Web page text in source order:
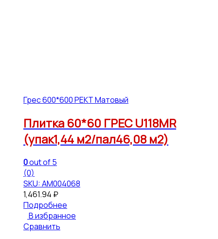
Грес 600*600 РЕКТ Матовый
Плитка 60*60 ГРЕС U118MR
(упак1,44 м2/пал46,08 м2)
0out of 5
(0)
SKU: АМ004068
1,461.94 ₽
Подробнее
В избранное
Сравнить